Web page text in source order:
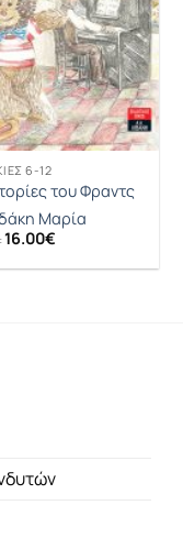
6-12
του Φραντς
Μαρία
16.00€